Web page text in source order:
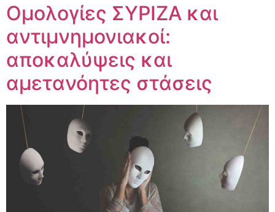
Ομολογίες ΣΥΡΙΖΑ και
αντιμνημονιακοί:
αποκαλύψεις και
αμετανόητες στάσεις